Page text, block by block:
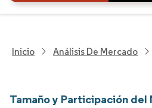
Inicio Análisis De Mercado
Tamaño y Participación del